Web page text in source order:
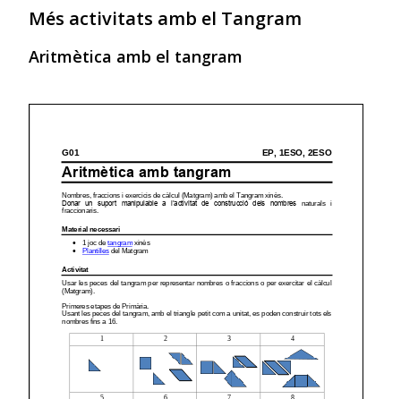
Més activitats amb el Tangram
Aritmètica amb el tangram